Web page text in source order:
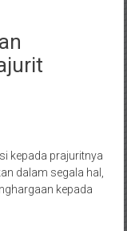
kepada prajuritnya
dalam segala hal,
kepada